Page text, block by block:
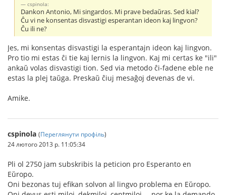
cspinola:
Dankon Antonio, Mi singardos. Mi prave bedaŭras. Sed kial?
Ĉu vi ne konsentas disvastigi esperantan ideon kaj lingvon?
Ĉu ili ne?
Jes, mi konsentas disvastigi la esperantajn ideon kaj lingvon.
Pro tio mi estas ĉi tie kaj lernis la lingvon. Kaj mi certas ke "ili"
ankaŭ volas disvastigi tion. Sed via metodo ĉi-fadene eble ne
estas la plej taŭga. Preskaŭ ĉiuj mesaĝoj devenas de vi.
Amike.
cspinola (Переглянути профіль)
24 лютого 2013 р. 11:05:34
Pli ol 2750 jam subskribis la peticion pro Esperanto en
Eŭropo.
Oni bezonas tuj efikan solvon al lingvo problema en Eŭropo.